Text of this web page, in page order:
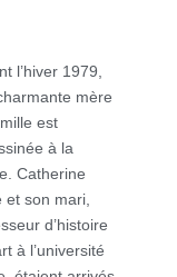
l’hiver 1979,
mère
est
à la
Catherine
et son mari,
d’histoire
à l’université